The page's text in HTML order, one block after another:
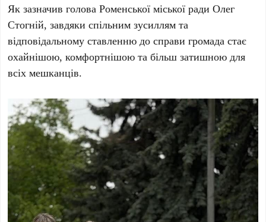
Як зазначив голова Роменської міської ради Олег
Стогній, завдяки спільним зусиллям та
відповідальному ставленню до справи громада стає
охайнішою, комфортнішою та більш затишною для
всіх мешканців.